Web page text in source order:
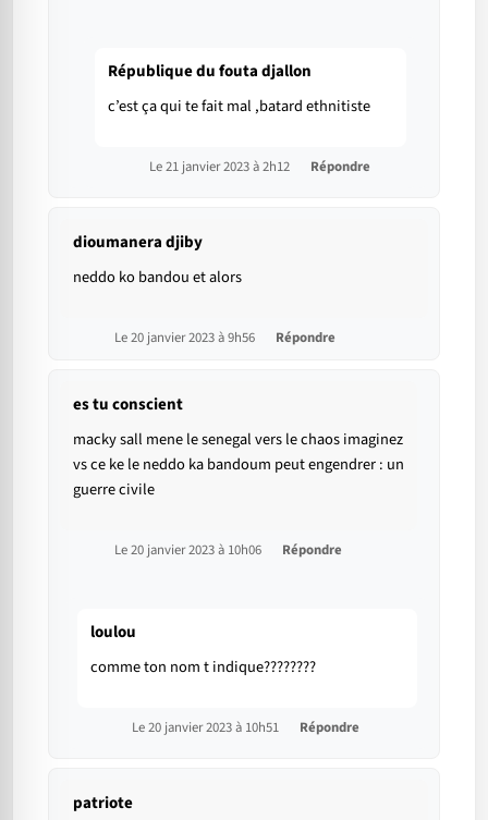
République du fouta djallon
c’est ça qui te fait mal ,batard ethnitiste
Le 21 janvier 2023 à 2h12 Répondre
dioumanera djiby
neddo ko bandou et alors
Le 20 janvier 2023 à 9h56 Répondre
es tu conscient
macky sall mene le senegal vers le chaos imaginez
vs ce ke le neddo ka bandoum peut engendrer : un
guerre civile
Le 20 janvier 2023 à 10h06 Répondre
loulou
comme ton nom t indique????????
Le 20 janvier 2023 à 10h51 Répondre
patriote